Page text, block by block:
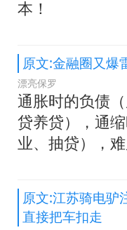
本！
原文:金融圈又爆
漂亮保罗
通胀时的负债
贷养贷），通
业、抽贷），
原文:江苏骑电驴
直接把车扣走